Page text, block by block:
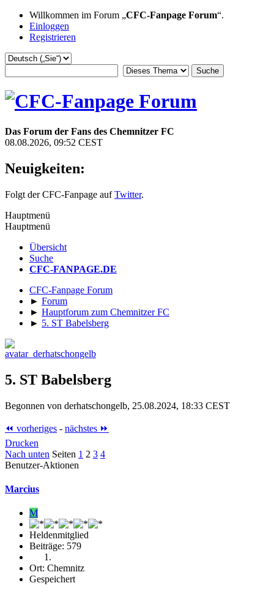
Willkommen im Forum „CFC-Fanpage Forum“.
Einloggen
Registrieren
Das Forum der Fans des Chemnitzer FC
08.08.2026, 09:52 CEST
Neuigkeiten:
Folgt der CFC-Fanpage aufTwitter.
Hauptmenü
Hauptmenü
Übersicht
Suche
CFC-FANPAGE.DE
CFC-Fanpage Forum
► Forum
► Hauptforum zum Chemnitzer FC
► 5. ST Babelsberg
5. ST Babelsberg
Begonnen von derhatschongelb, 25.08.2024, 18:33 CEST
⏪ vorheriges - nächstes ⏩
Drucken
Nach unten Seiten 1 2 3 4
Benutzer-Aktionen
Marcius
M
Heldenmitglied
Beiträge: 579
Ort: Chemnitz
Gespeichert